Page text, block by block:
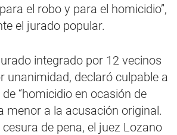
el robo y para el homicidio”,
el jurado popular.
integrado por 12 vecinos
unanimidad, declaró culpable a
“homicidio en ocasión de
menor a la acusación original.
de pena, el juez Lozano